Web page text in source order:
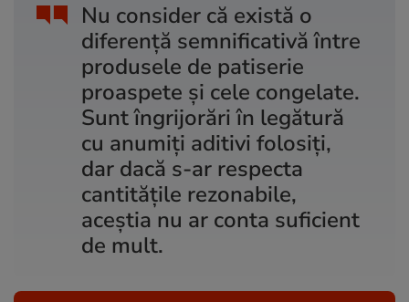
Nu consider că există o
diferență semnificativă între
produsele de patiserie
proaspete și cele congelate.
Sunt îngrijorări în legătură
cu anumiți aditivi folosiți,
dar dacă s-ar respecta
cantitățile rezonabile,
aceștia nu ar conta suficient
de mult.